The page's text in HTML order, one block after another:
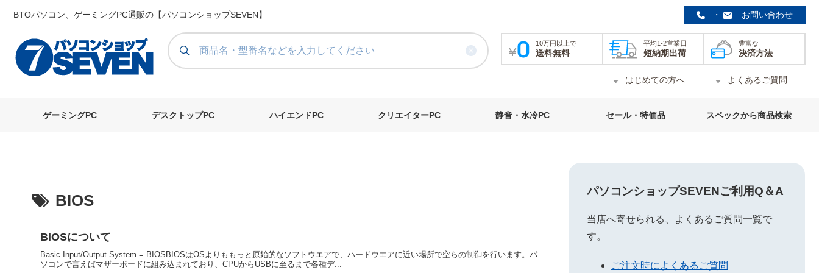
BTOパソコン、ゲーミングPC通販の【パソコンショップSEVEN】 ・ お問い合わせ
10万円以上で
送料無料
平均1-2営業日
短納期出荷
豊富な
決済方法
はじめての方へ よくあるご質問
ゲーミングPC デスクトップPC ハイエンドPC クリエイターPC 静音・水冷PC セール・特価品 スペックから商品検索
BIOS
BIOSについて
Basic Input/Output System = BIOSBIOSはOSよりももっと原始的なソフトウエアで、ハードウエアに近い場所で空らの制御を行います。パ
ソコンで言えばマザーボードに組み込まれており、CPUからUSBに至るまで各種デ...
パソコンショップSEVENご利用Q＆A
当店へ寄せられる、よくあるご質問一覧で
す。
ご注文時によくあるご質問